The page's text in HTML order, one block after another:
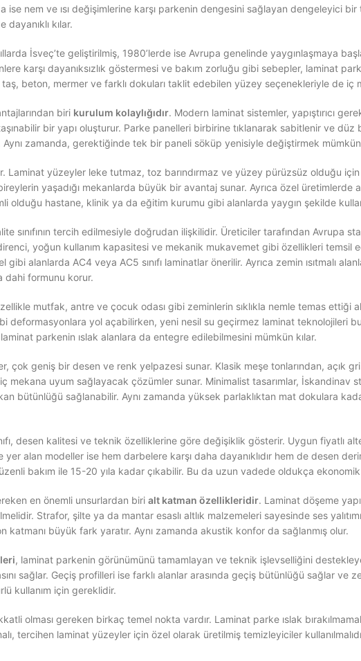
nem ve ısı değişimlerine karşı parkenin dengesini sağlayan dengeleyici bir
kılar.
İsveç’te geliştirilmiş, 1980’lerde ise Avrupa genelinde yaygınlaşmaya
karşı dayanıksızlık göstermesi ve bakım zorluğu gibi sebepler, laminat
beton, mermer ve farklı dokuları taklit edebilen yüzey seçenekleriyle de iç
biri kurulum kolaylığıdır. Modern laminat sistemler, yapıştırıcı
bir yapı oluşturur. Parke panelleri birbirine tıklanarak sabitlenir ve
Aynı zamanda, gerektiğinde tek bir paneli söküp yenisiyle değiştirmek
Laminat yüzeyler leke tutmaz, toz barındırmaz ve yüzey pürüzsüz olduğu
yaşadığı mekanlarda büyük bir avantaj sunar. Ayrıca özel
olduğu hastane, klinik ya da eğitim kurumu gibi alanlarda yaygın şekilde
sınıfının tercih edilmesiyle doğrudan ilişkilidir. Üreticiler tarafından Avrupa
direnci, yoğun kullanım kapasitesi ve mekanik mukavemet gibi özellikleri temsil
alanlarda AC4 veya AC5 sınıfı laminatlar önerilir. Ayrıca zemin ısıtmalı
dahi formunu korur.
mutfak, antre ve çocuk odası gibi zeminlerin sıklıkla nemle temas
deformasyonlara yol açabilirken, yeni nesil su geçirmez laminat teknolojileri
parkenin ıslak alanlara da entegre edilebilmesini mümkün kılar.
çok geniş bir desen ve renk yelpazesi sunar. Klasik meşe tonlarından, açık
mekana uyum sağlayacak çözümler sunar. Minimalist tasarımlar, İskandinav
bütünlüğü sağlanabilir. Aynı zamanda yüksek parlaklıktan mat dokulara
desen kalitesi ve teknik özelliklerine göre değişiklik gösterir. Uygun fiyatlı
alan modeller ise hem darbelere karşı daha dayanıklıdır hem de desen
bakım ile 15-20 yıla kadar çıkabilir. Bu da uzun vadede oldukça ekonomik
en önemli unsurlardan biri alt katman özellikleridir. Laminat döşeme
Strafor, şilte ya da mantar esaslı altlık malzemeleri sayesinde ses
büyük fark yaratır. Aynı zamanda akustik konfor da sağlanmış olur.
, laminat parkenin görünümünü tamamlayan ve teknik işlevselliğini
sağlar. Geçiş profilleri ise farklı alanlar arasında geçiş bütünlüğü sağlar ve
kullanım için gereklidir.
olması gereken birkaç temel nokta vardır. Laminat parke ıslak
tercihen laminat yüzeyler için özel olarak üretilmiş temizleyiciler